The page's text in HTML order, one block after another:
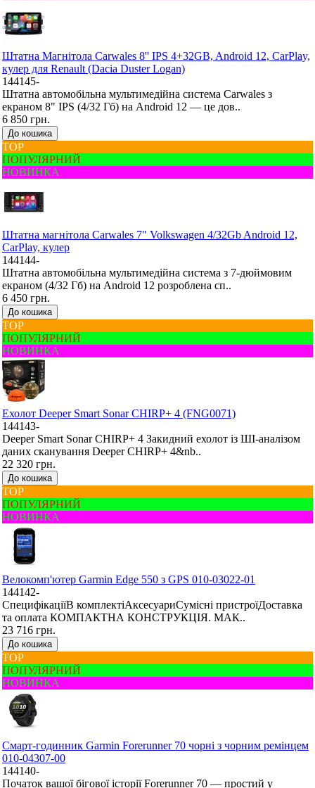
Штатна Mагнітола Carwales 8'' IPS 4+32GB, Android 12, CarPlay,
кулер для Renault (Dacia Duster Logan)
144145-
Штатна автомобільна мультимедійна система Carwales з
екраном 8" IPS (4/32 Гб) на Android 12 — це дов..
6 850 грн.
До кошика
ТОР
ПОПУЛЯРНИЙ
НОВИНКА
Штатна магнітола Carwales 7" Volkswagen 4/32Gb Android 12,
CarPlay, кулер
144144-
Штатна автомобільна мультимедійна система з 7-дюймовим
екраном (4/32 Гб) на Android 12 розроблена сп..
6 450 грн.
До кошика
ТОР
ПОПУЛЯРНИЙ
НОВИНКА
Ехолот Deeper Smart Sonar CHIRP+ 4 (FNG0071)
144143-
Deeper Smart Sonar CHIRP+ 4 Закидний ехолот із ШІ-аналізом
даних сканування Deeper CHIRP+ 4&nb..
22 320 грн.
До кошика
ТОР
ПОПУЛЯРНИЙ
НОВИНКА
Велокомп'ютер Garmin Edge 550 з GPS 010-03022-01
144142-
СпецифікаціїВ комплектіАксесуариСумісні пристроїДоставка
та оплата КОМПАКТНА КОНСТРУКЦІЯ. МАК..
23 716 грн.
До кошика
ТОР
ПОПУЛЯРНИЙ
НОВИНКА
Смарт-годинник Garmin Forerunner 70 чорні з чорним ремінцем
010-04307-00
144140-
Початок вашої бігової історії Forerunner 70 — простий у